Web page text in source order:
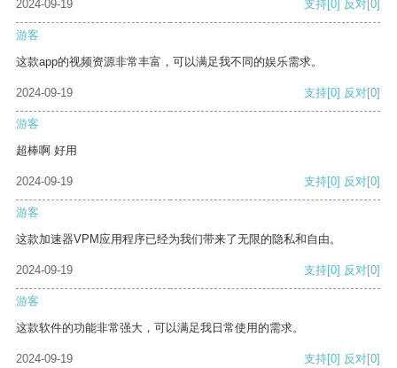
2024-09-19 支持 [0] 反对 [0]
游客
这款app的视频资源非常丰富，可以满足我不同的娱乐需求。
2024-09-19 支持[0] 反对[0]
游客
超棒啊 好用
2024-09-19 支持[0] 反对[0]
游客
这款加速器VPM应用程序已经为我们带来了无限的隐私和自由。
2024-09-19 支持[0] 反对[0]
游客
这款软件的功能非常强大，可以满足我日常使用的需求。
2024-09-19 支持[0] 反对[0]